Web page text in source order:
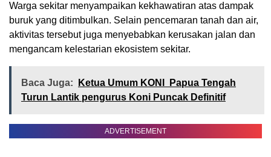
Warga sekitar menyampaikan kekhawatiran atas dampak
buruk yang ditimbulkan. Selain pencemaran tanah dan air,
aktivitas tersebut juga menyebabkan kerusakan jalan dan
mengancam kelestarian ekosistem sekitar.
Baca Juga:
Ketua Umum KONI Papua Tengah
Turun Lantik pengurus Koni Puncak Definitif
ADVERTISEMENT